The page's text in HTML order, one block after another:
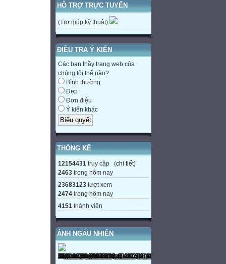
HỖ TRỢ TRỰC TUYẾN
(Trợ giúp kỹ thuật)
ĐIỀU TRA Ý KIẾN
Các bạn thầy trang web của
chúng tôi thế nào?
Bình thường
Đẹp
Đơn điệu
Ý kiến khác
THỐNG KÊ
12154431 truy cập (chi tiết)
2463 trong hôm nay
23683123 lượt xem
2474 trong hôm nay
4151 thành viên
ẢNH NGẪU NHIÊN